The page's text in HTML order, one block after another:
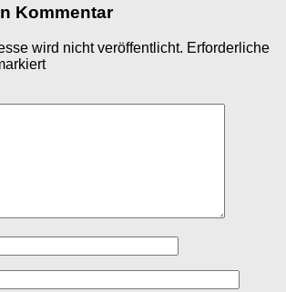
Kommentar
wird nicht veröffentlicht. Erforderliche